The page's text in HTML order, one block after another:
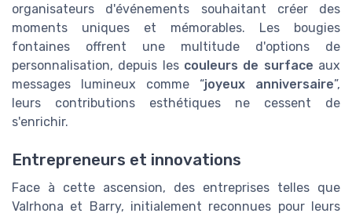
organisateurs d'événements souhaitant créer des
moments uniques et mémorables. Les bougies
fontaines offrent une multitude d'options de
personnalisation, depuis les couleurs de surface aux
messages lumineux comme “joyeux anniversaire”,
leurs contributions esthétiques ne cessent de
s'enrichir.
Entrepreneurs et innovations
Face à cette ascension, des entreprises telles que
Valrhona et Barry, initialement reconnues pour leurs